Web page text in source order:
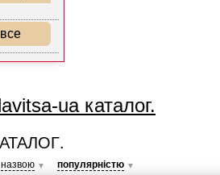
ua каталог.
назвою ▼ популярністю ▼